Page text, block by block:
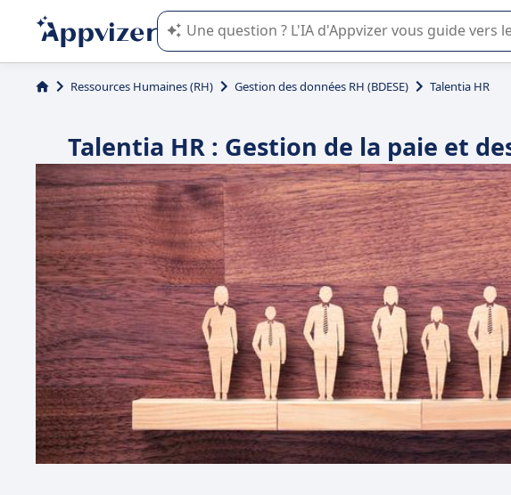
L'IA de Appvizer vous guide dans l'utilisation ou la
Ressources Humaines (RH) Gestion des données RH (BDESE) Talentia HR
Talentia HR : Gestion de la paie et